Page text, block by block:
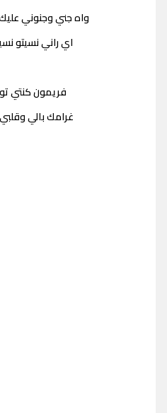
واه جني وجنوني
اي راني نسيتو
فريمون كنتي
غرامك بالي